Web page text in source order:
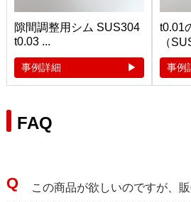
隙間調整用シム SUS304
t0.03 ...
事例詳細
t0.01
（
事例
FAQ
この商品が欲しいのですが、